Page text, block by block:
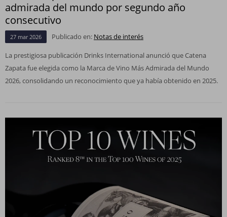
admirada del mundo por segundo año
consecutivo
27 mar 2026 Publicado en: Notas de interés
La prestigiosa publicación Drinks International anunció que Catena
Zapata fue elegida como la Marca de Vino Más Admirada del Mundo
2026, consolidando un reconocimiento que ya había obtenido en 2025.